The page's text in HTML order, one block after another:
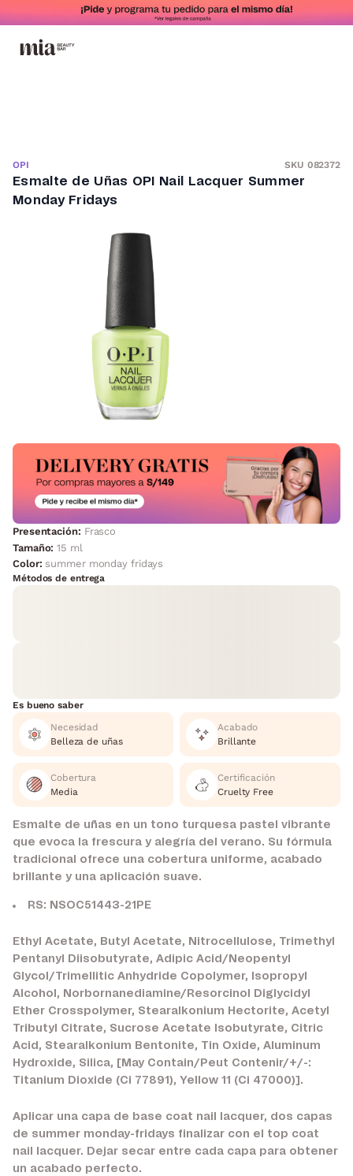
OPI SKU 082372
Esmalte de Uñas OPI Nail Lacquer Summer
Monday Fridays
Presentación: Frasco
Tamaño:15 ml
Color: summer monday fridays
Métodos de entrega
Es bueno saber
Necesidad
Belleza de uñas
Acabado
Brillante
Cobertura
Media
Certificación
Cruelty Free
Esmalte de uñas en un tono turquesa pastel vibrante
que evoca la frescura y alegría del verano. Su fórmula
tradicional ofrece una cobertura uniforme, acabado
brillante y una aplicación suave.
RS: NSOC51443-21PE
Ethyl Acetate, Butyl Acetate, Nitrocellulose, Trimethyl
Pentanyl Diisobutyrate, Adipic Acid/Neopentyl
Glycol/Trimellitic Anhydride Copolymer, Isopropyl
Alcohol, Norbornanediamine/Resorcinol Diglycidyl
Ether Crosspolymer, Stearalkonium Hectorite, Acetyl
Tributyl Citrate, Sucrose Acetate Isobutyrate, Citric
Acid, Stearalkonium Bentonite, Tin Oxide, Aluminum
Hydroxide, Silica, [May Contain/Peut Contenir/+/-:
Titanium Dioxide (Ci 77891), Yellow 11 (Ci 47000)].
Aplicar una capa de base coat nail lacquer, dos capas
de summer monday-fridays finalizar con el top coat
nail lacquer. Dejar secar entre cada capa para obtener
un acabado perfecto.